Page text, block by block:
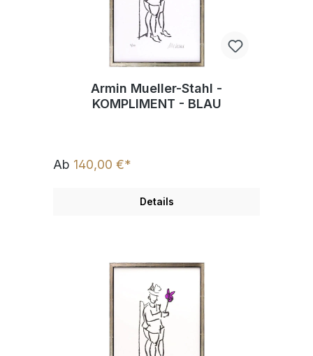
Armin Mueller-Stahl -
KOMPLIMENT - BLAU
Ab 140,00 €*
Details